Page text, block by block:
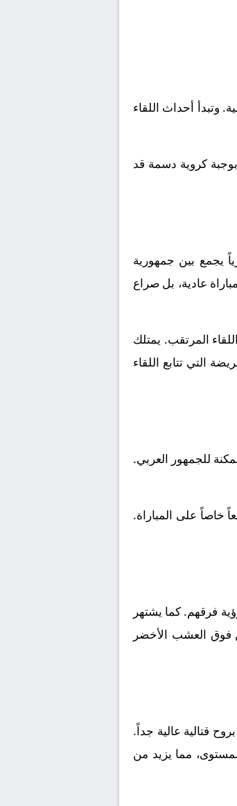
وتبدأ أحداث اللقاء
كروية دسمة قد
يجمع بين جمهورية
عادية، بل صراع
المرتقب. يمتلك
التي تتابع اللقاء
للجمهور العربي.
خاصاً على المباراة.
فرقهم. كما يشتهر
فوق العشب الأخضر
بروح قتالية عالية جداً.
مما يزيد من